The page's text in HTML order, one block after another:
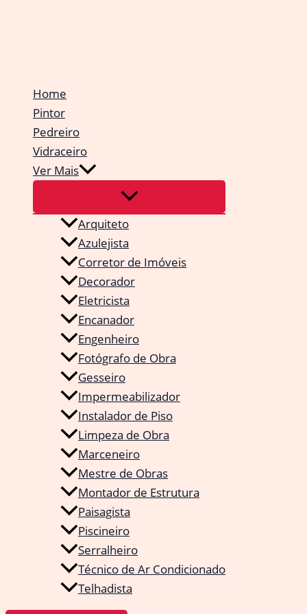
Home
Pintor
Pedreiro
Vidraceiro
Ver Mais
Arquiteto
Azulejista
Corretor de Imóveis
Decorador
Eletricista
Encanador
Engenheiro
Fotógrafo de Obra
Gesseiro
Impermeabilizador
Instalador de Piso
Limpeza de Obra
Marceneiro
Mestre de Obras
Montador de Estrutura
Paisagista
Piscineiro
Serralheiro
Técnico de Ar Condicionado
Telhadista